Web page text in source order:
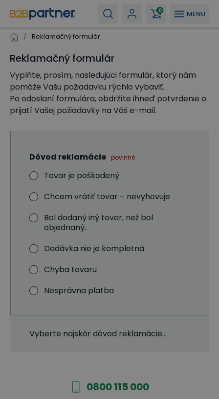
MENU
0
/ Reklamačný formulár
Reklamačný formulár
Vyplňte, prosím, nasledujúci formulár, ktorý nám
pomôže Vašu požiadavku rýchlo vybaviť.
Po odoslaní formulára, obdržíte ihneď potvrdenie o
prijatí Vašej požiadavky na Váš e-mail.
Dôvod reklamácie povinné
Tovar je poškodený
Chcem vrátiť tovar – nevyhovuje
Bol dodaný iný tovar, než bol
objednaný.
Dodávka nie je kompletná
Chyba tovaru
Nesprávna platba
Vyberte najskôr dôvod reklamácie...
0800 115 000